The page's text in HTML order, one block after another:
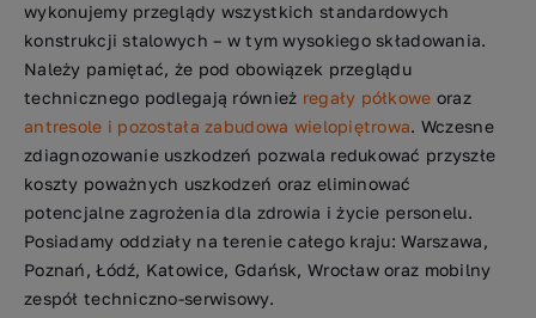
wykonujemy przeglądy wszystkich standardowych
konstrukcji stalowych – w tym wysokiego składowania.
Należy pamiętać, że pod obowiązek przeglądu
technicznego podlegają również regały półkowe oraz
antresole i pozostała zabudowa wielopiętrowa. Wczesne
zdiagnozowanie uszkodzeń pozwala redukować przyszłe
koszty poważnych uszkodzeń oraz eliminować
potencjalne zagrożenia dla zdrowia i życie personelu.
Posiadamy oddziały na terenie całego kraju: Warszawa,
Poznań, Łódź, Katowice, Gdańsk, Wrocław oraz mobilny
zespół techniczno-serwisowy.